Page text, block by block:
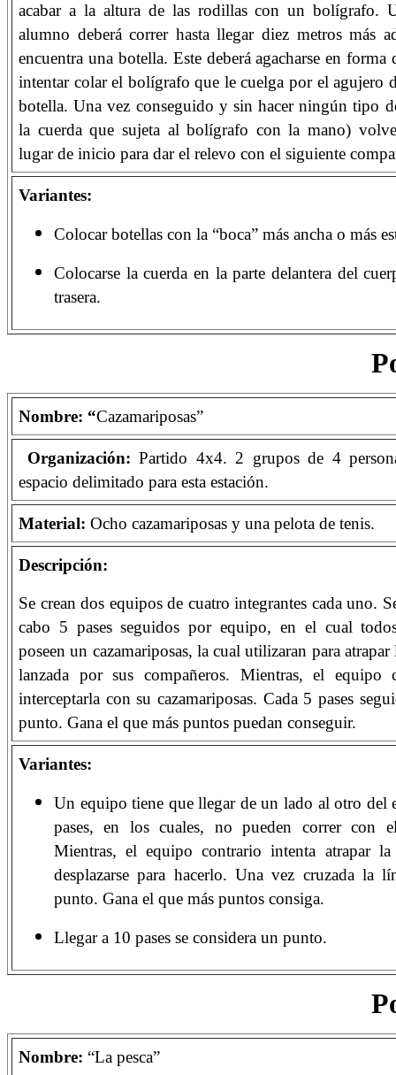
acabar a la altura de las rodillas con un bolígrafo.
alumno deberá correr hasta llegar diez metros más
encuentra una botella. Este deberá agacharse en forma
intentar colar el bolígrafo que le cuelga por el agujero
botella. Una vez conseguido y sin hacer ningún tipo
la cuerda que sujeta al bolígrafo con la mano)
lugar de inicio para dar el relevo con el siguiente
Variantes:
Colocar botellas con la “boca” más ancha o más
Colocarse la cuerda en la parte delantera del
trasera.
Nombre: “Cazamariposas”
Organización: Partido 4x4. 2 grupos de 4
espacio delimitado para esta estación.
Material: Ocho cazamariposas y una pelota de tenis.
Descripción:
Se crean dos equipos de cuatro integrantes cada uno.
cabo 5 pases seguidos por equipo, en el cual
poseen un cazamariposas, la cual utilizaran para
lanzada por sus compañeros. Mientras, el equipo
interceptarla con su cazamariposas. Cada 5 pases
punto. Gana el que más puntos puedan conseguir.
Variantes:
Un equipo tiene que llegar de un lado al otro del
pases, en los cuales, no pueden correr con el
Mientras, el equipo contrario intenta atrapar
desplazarse para hacerlo. Una vez cruzada la
punto. Gana el que más puntos consiga.
Llegar a 10 pases se considera un punto.
Nombre: “La pesca”